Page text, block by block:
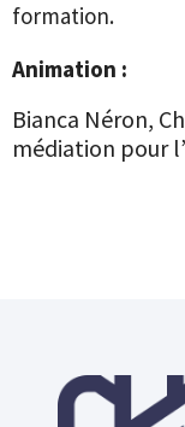
formation.
Animation :
Bianca Néron,
médiation pour